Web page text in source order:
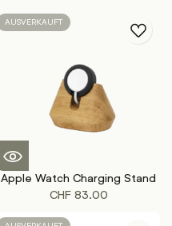
AUSVERKAUFT
Apple Watch Charging Stand
CHF83.00